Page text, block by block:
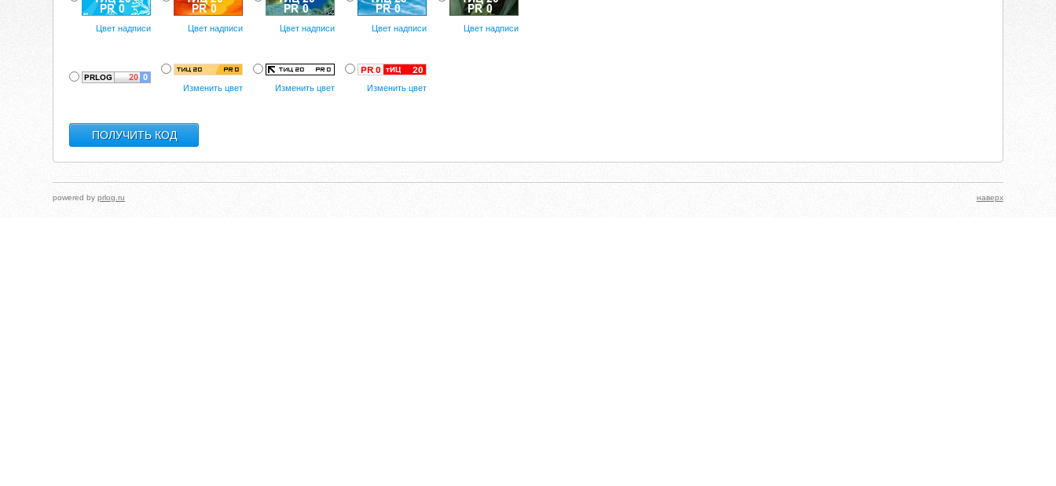
Цвет надписи Цвет надписи Цвет надписи Цвет надписи Цвет надписи
Изменить цвет Изменить цвет Изменить цвет
powered byprlog.ru наверх